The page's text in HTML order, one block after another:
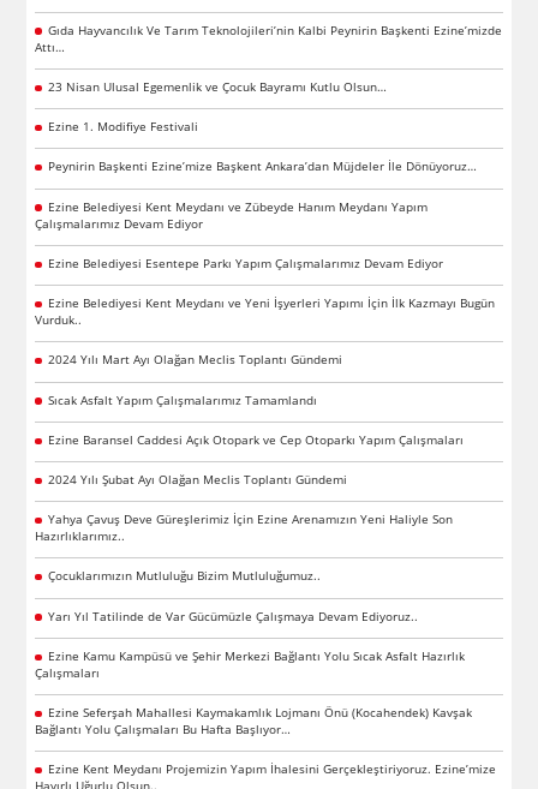
Gıda Hayvancılık Ve Tarım Teknolojileri’nin Kalbi Peynirin Başkenti Ezine’mizde
Attı…
23 Nisan Ulusal Egemenlik ve Çocuk Bayramı Kutlu Olsun…
Ezine 1. Modifiye Festivali
Peynirin Başkenti Ezine’mize Başkent Ankara’dan Müjdeler İle Dönüyoruz…
Ezine Belediyesi Kent Meydanı ve Zübeyde Hanım Meydanı Yapım
Çalışmalarımız Devam Ediyor
Ezine Belediyesi Esentepe Parkı Yapım Çalışmalarımız Devam Ediyor
Ezine Belediyesi Kent Meydanı ve Yeni İşyerleri Yapımı İçin İlk Kazmayı Bugün
Vurduk..
2024 Yılı Mart Ayı Olağan Meclis Toplantı Gündemi
Sıcak Asfalt Yapım Çalışmalarımız Tamamlandı
Ezine Baransel Caddesi Açık Otopark ve Cep Otoparkı Yapım Çalışmaları
2024 Yılı Şubat Ayı Olağan Meclis Toplantı Gündemi
Yahya Çavuş Deve Güreşlerimiz İçin Ezine Arenamızın Yeni Haliyle Son
Hazırlıklarımız..
Çocuklarımızın Mutluluğu Bizim Mutluluğumuz..
Yarı Yıl Tatilinde de Var Gücümüzle Çalışmaya Devam Ediyoruz..
Ezine Kamu Kampüsü ve Şehir Merkezi Bağlantı Yolu Sıcak Asfalt Hazırlık
Çalışmaları
Ezine Seferşah Mahallesi Kaymakamlık Lojmanı Önü (Kocahendek) Kavşak
Bağlantı Yolu Çalışmaları Bu Hafta Başlıyor…
Ezine Kent Meydanı Projemizin Yapım İhalesini Gerçekleştiriyoruz. Ezine’mize